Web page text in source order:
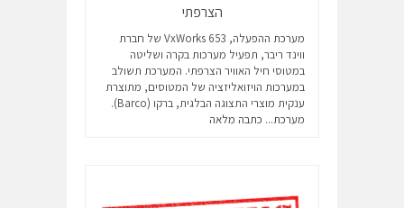
הצרפתי
מערכת ההפעלה, VxWorks 653 של חברת
ווינד ריבר, תפעיל מערכות בקרה ושליטה
במטוסי חיל האוויר הצרפתי. המערכת תשולב
במערכות הויזואליזציה של המטוסים, מתוצרת
ענקית מוצרי התצוגה הבלגית, ברקו (Barco).
מערכת... כתבה מלאה